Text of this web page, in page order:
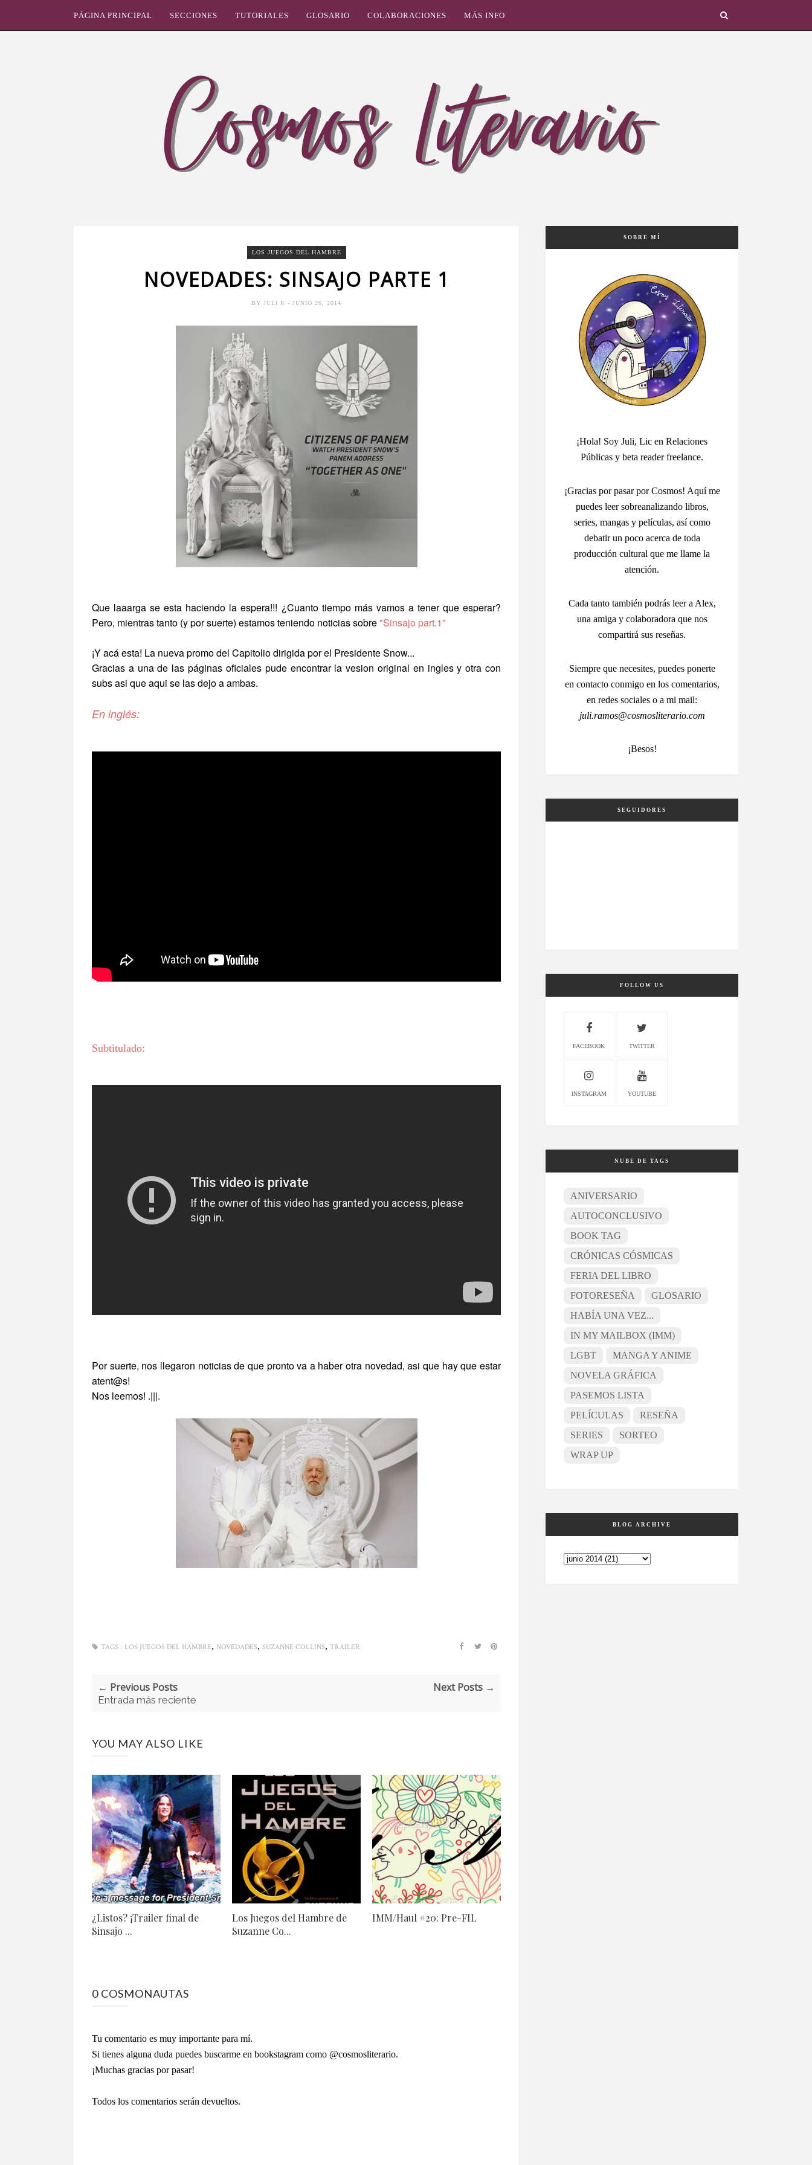
PÁGINA PRINCIPAL SECCIONES TUTORIALES GLOSARIO COLABORACIONES MÁS INFO
LOS JUEGOS DEL HAMBRE
NOVEDADES: SINSAJO PARTE 1
BY JULI R - JUNIO 26, 2014
Que laaarga se esta haciendo la espera!!! ¿Cuanto tiempo más vamos a tener que esperar?
Pero, mientras tanto (y por suerte) estamos teniendo noticias sobre"Sinsajo part.1"
¡Y acá esta! La nueva promo del Capitolio dirigida por el Presidente Snow...
Gracias a una de las páginas oficiales pude encontrar la vesion original en ingles y otra con
subs asi que aqui se las dejo a ambas.
En inglés:
Subtitulado:
Por suerte, nos llegaron noticias de que pronto va a haber otra novedad, asi que hay que estar
atent@s!
Nos leemos! .|||.
TAGS : LOS JUEGOS DEL HAMBRE, NOVEDADES, SUZANNE COLLINS, TRAILER
← Previous Posts
Entrada más reciente
Next Posts →
YOU MAY ALSO LIKE
¿Listos? ¡Trailer final de
Sinsajo ...
Los Juegos del Hambre de
Suzanne Co...
IMM/Haul #20: Pre-FIL
0 COSMONAUTAS
Tu comentario es muy importante para mí.
Si tienes alguna duda puedes buscarme en bookstagram como @cosmosliterario.
¡Muchas gracias por pasar!
Todos los comentarios serán devueltos.
SOBRE MÍ
¡Hola! Soy Juli, Lic en Relaciones
Públicas y beta reader freelance.
¡Gracias por pasar por Cosmos! Aquí me
puedes leer sobreanalizando libros,
series, mangas y películas, así como
debatir un poco acerca de toda
producción cultural que me llame la
atención.
Cada tanto también podrás leer a Alex,
una amiga y colaboradora que nos
compartirá sus reseñas.
Siempre que necesites, puedes ponerte
en contacto conmigo en los comentarios,
en redes sociales o a mi mail:
juli.ramos@cosmosliterario.com
¡Besos!
SEGUIDORES
FOLLOW US
FACEBOOK TWITTER
INSTAGRAM YOUTUBE
NUBE DE TAGS
ANIVERSARIO
AUTOCONCLUSIVO
BOOK TAG
CRÓNICAS CÓSMICAS
FERIA DEL LIBRO
FOTORESEÑA
GLOSARIO
HABÍA UNA VEZ...
IN MY MAILBOX (IMM)
LGBT
MANGA Y ANIME
NOVELA GRÁFICA
PASEMOS LISTA
PELÍCULAS
RESEÑA
SERIES
SORTEO
WRAP UP
BLOG ARCHIVE